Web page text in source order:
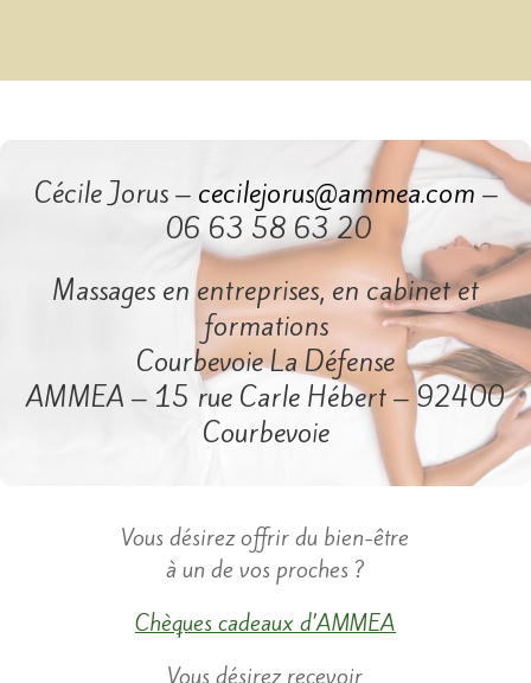
Cécile Jorus – cecilejorus@ammea.com –
06 63 58 63 20
Massages en entreprises, en cabinet et
formations
Courbevoie La Défense
AMMEA – 15 rue Carle Hébert – 92400
Courbevoie
​Vous désirez offrir du bien-être
à un de vos proches ?
Chèques cadeaux d’AMMEA
​Vous désirez recevoir